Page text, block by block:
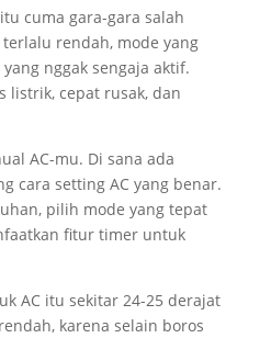
cuma gara-gara salah
rendah, mode yang
nggak sengaja aktif.
listrik, cepat rusak, dan
AC-mu. Di sana ada
cara setting AC yang benar.
pilih mode yang tepat
fitur timer untuk
AC itu sekitar 24-25 derajat
karena selain boros